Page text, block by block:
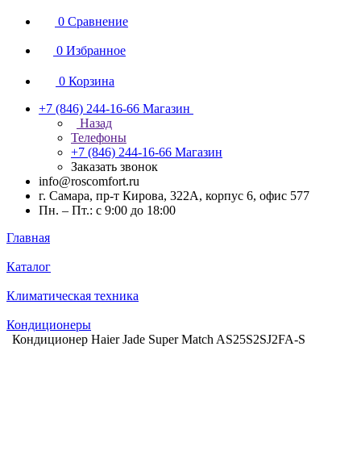
0 Сравнение
0 Избранное
0 Корзина
+7 (846) 244-16-66 Магазин
Назад
Телефоны
+7 (846) 244-16-66 Магазин
Заказать звонок
info@roscomfort.ru
г. Самара, пр-т Кирова, 322А, корпус 6, офис 577
Пн. – Пт.: с 9:00 до 18:00
Главная
Каталог
Климатическая техника
Кондиционеры
Кондиционер Haier Jade Super Match AS25S2SJ2FA-S